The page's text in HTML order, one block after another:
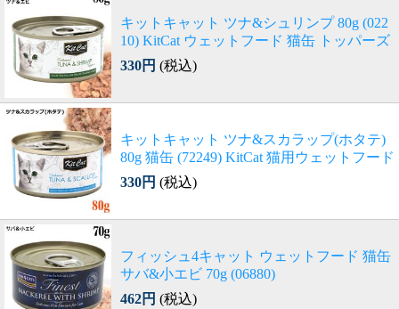
キットキャット ツナ&シュリンプ 80g (022
10) KitCat ウェットフード 猫缶 トッパーズ
330円 (税込)
キットキャット ツナ&スカラップ(ホタテ)
80g 猫缶 (72249) KitCat 猫用ウェットフード
330円 (税込)
フィッシュ4キャット ウェットフード 猫缶
サバ&小エビ 70g (06880)
462円 (税込)